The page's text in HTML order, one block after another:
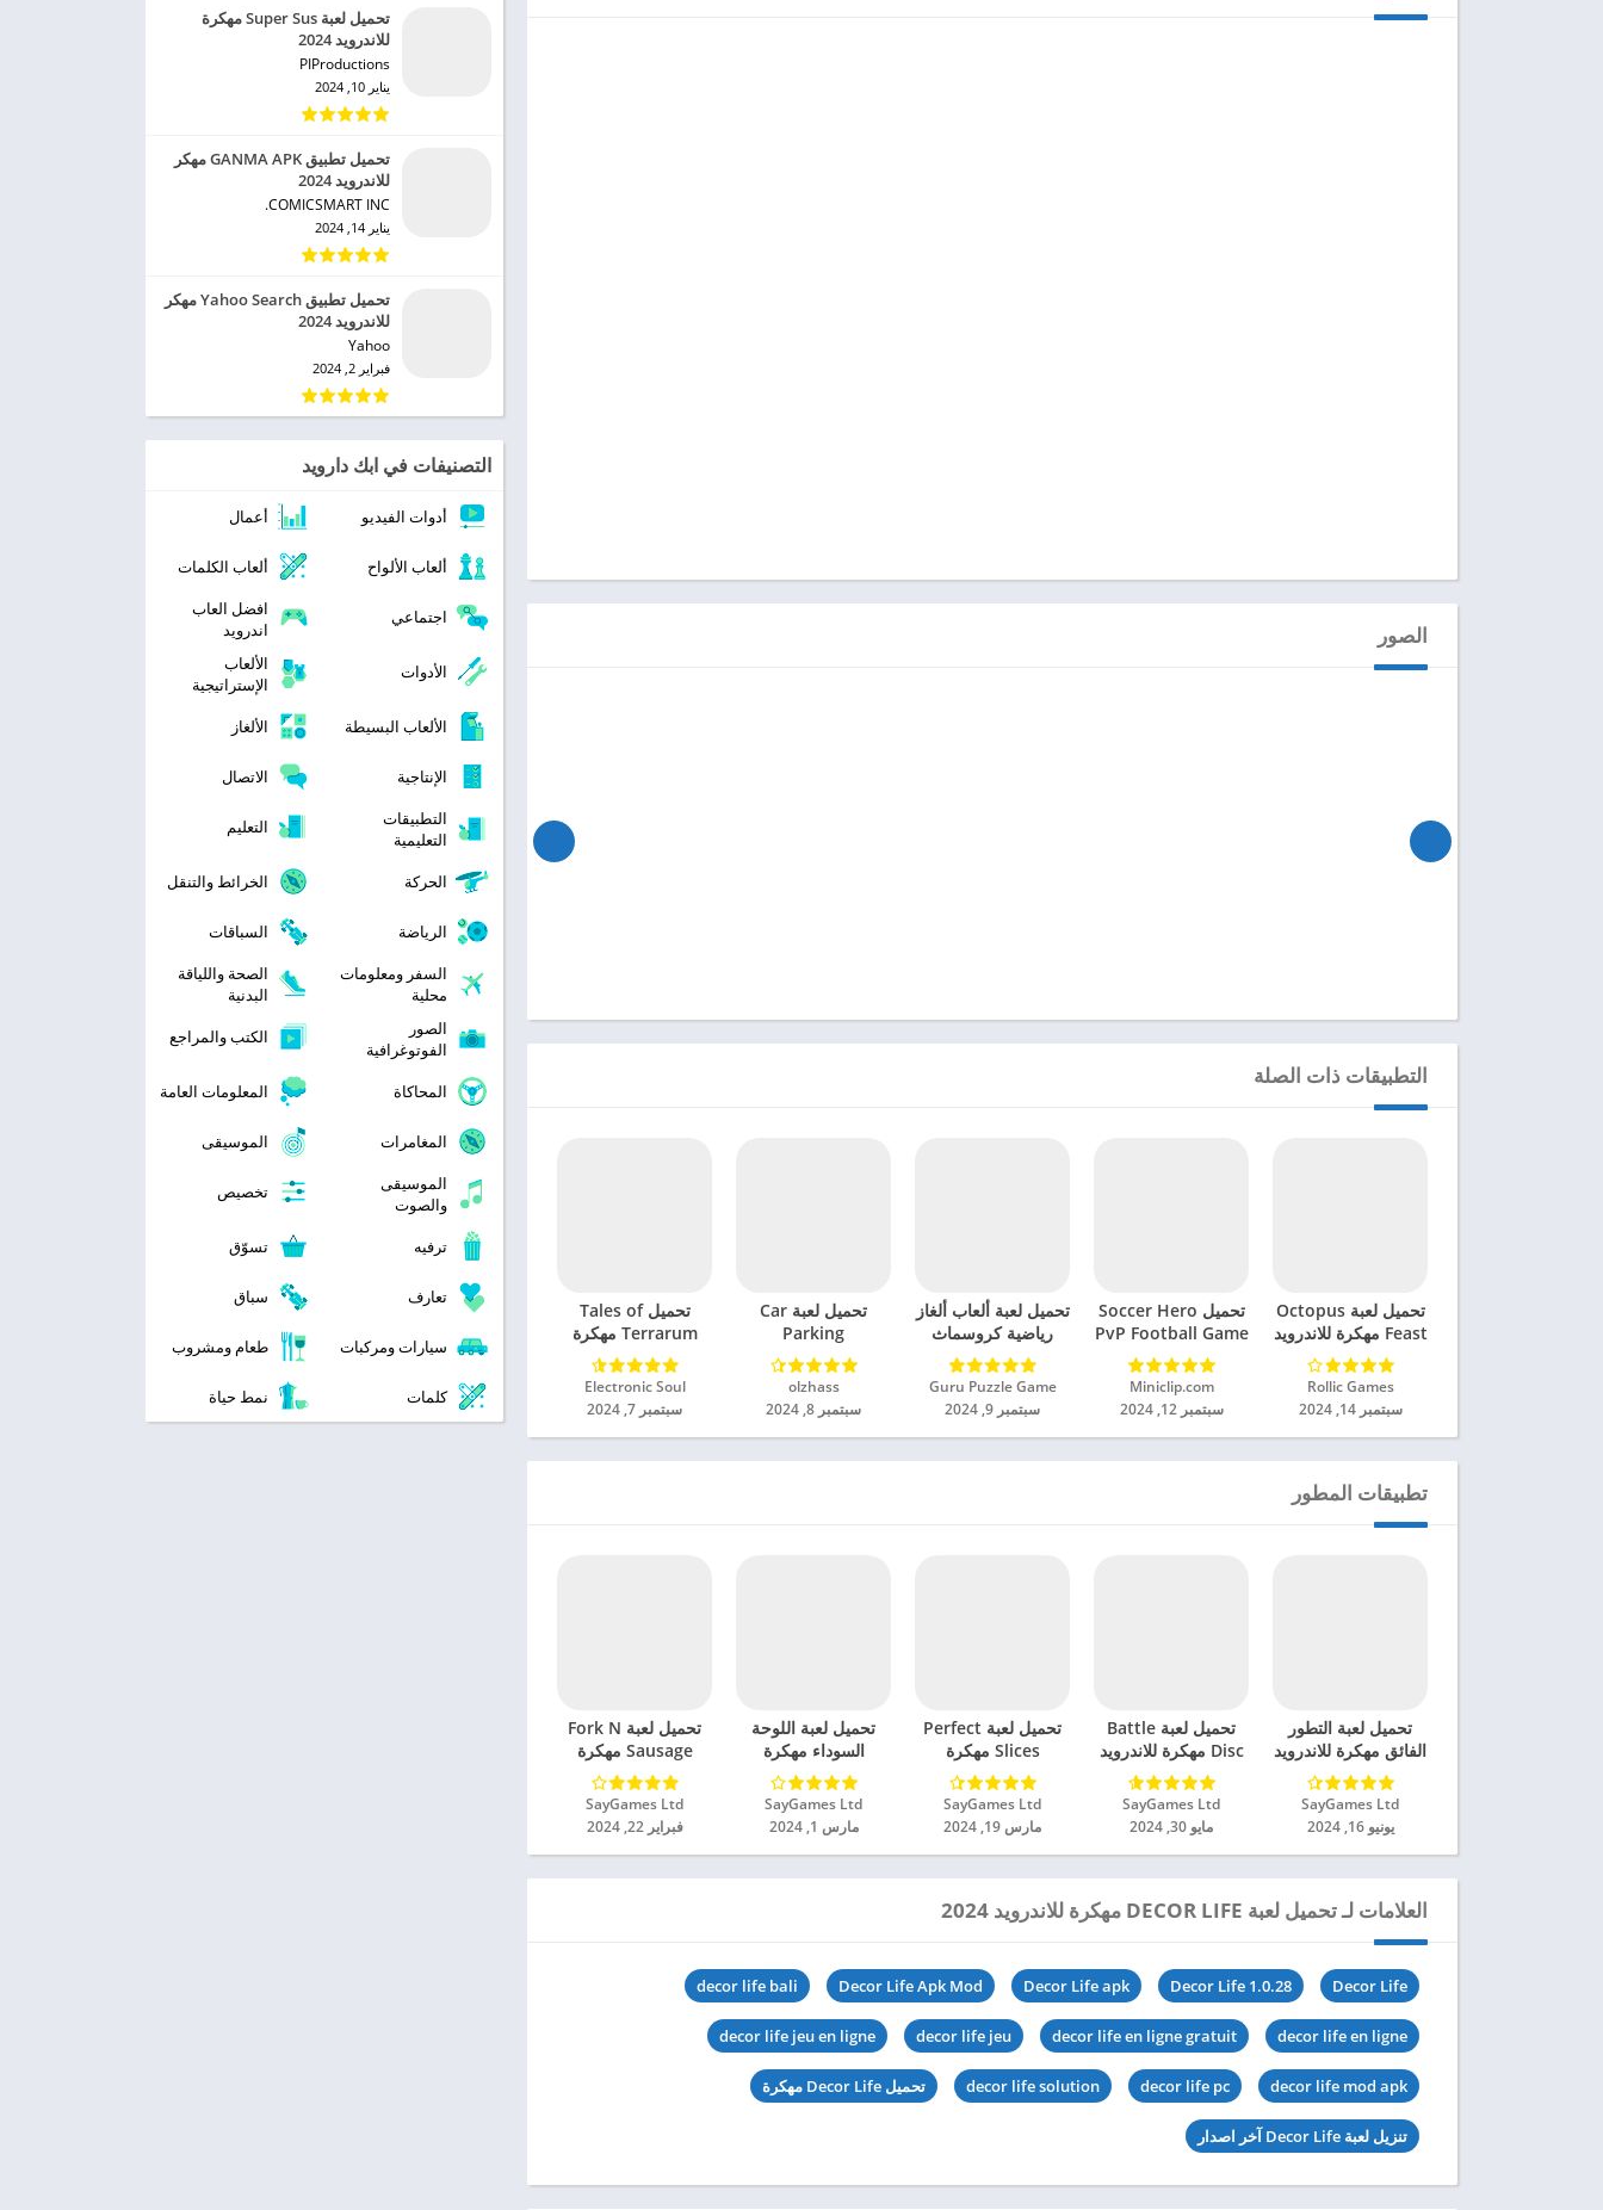
الصور
التطبيقات ذات الصلة
تحميل لعبة Octopus
Feast مهكرة للاندرويد
2024
Rollic Games‏
سبتمبر 14, 2024
تحميل Soccer Hero
PvP Football Game
مهكرة للاندرويد 2024
Miniclip.com‏
سبتمبر 12, 2024
تحميل لعبة ألعاب ألغاز
رياضية كروسماث
مهكرة للاندرويد 2024
Guru Puzzle Game‏
سبتمبر 9, 2024
تحميل لعبة Car
Parking
Multiplayer 2
مهكرة للاندرويد 2024
olzhass‏
سبتمبر 8, 2024
تحميل Tales of
Terrarum مهكرة
للاندرويد 2024
Electronic Soul‏
سبتمبر 7, 2024
تطبيقات المطور
تحميل لعبة التطور
الفائق مهكرة للاندرويد
2024
SayGames Ltd‏
يونيو 16, 2024
تحميل لعبة Battle
Disc مهكرة للاندرويد
2024
SayGames Ltd‏
مايو 30, 2024
تحميل لعبة Perfect
Slices مهكرة
للاندرويد 2024
SayGames Ltd‏
مارس 19, 2024
تحميل لعبة اللوحة
السوداء مهكرة
للاندرويد 2024
SayGames Ltd‏
مارس 1, 2024
تحميل لعبة Fork N
Sausage مهكرة
للاندرويد 2024
SayGames Ltd‏
فبراير 22, 2024
العلامات لـ تحميل لعبة DECOR LIFE مهكرة للاندرويد 2024
Decor Life
Decor Life 1.0.28
Decor Life apk
Decor Life Apk Mod
decor life bali
decor life en ligne
decor life en ligne gratuit
decor life jeu
decor life jeu en ligne
decor life mod apk
decor life pc
decor life solution تحميل Decor Life مهكرة
تنزيل لعبة Decor Life آخر اصدار
تحميل لعبة Super Sus مهكرة
للاندرويد 2024
PIProductions‏
يناير 10, 2024
تحميل تطبيق GANMA APK مهكر
للاندرويد 2024
COMICSMART INC.‏
يناير 14, 2024
تحميل تطبيق Yahoo Search مهكر
للاندرويد 2024
Yahoo‏
فبراير 2, 2024
التصنيفات في ابك دارويد
أدوات الفيديو أعمال
ألعاب الألواح ألعاب الكلمات
اجتماعي
افضل العاب
اندرويد
الأدوات
الألعاب
الإستراتيجية
الألعاب البسيطة
الألغاز
الإنتاجية
الاتصال
التطبيقات
التعليمية
التعليم
الحركة الخرائط والتنقل
الرياضة
السباقات
السفر ومعلومات
محلية
الصحة واللياقة
البدنية
الصور
الفوتوغرافية
الكتب والمراجع
المحاكاة المعلومات العامة
المغامرات
الموسيقى
الموسيقى
والصوت
تخصيص
ترفيه تسوّق
تعارف سباق
سيارات ومركبات طعام ومشروب
كلمات نمط حياة